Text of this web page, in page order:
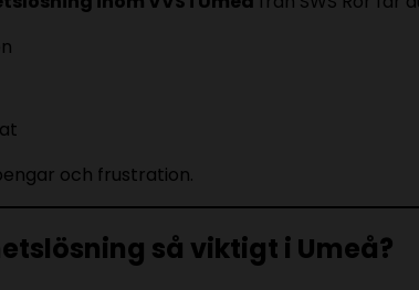
och frustration.
så viktigt i Umeå?